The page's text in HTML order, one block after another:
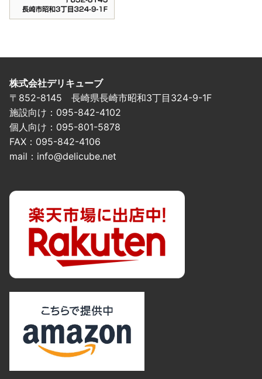
株式会社デリキューブ
〒852-8145 長崎県長崎市昭和3丁目324-9-1F
施設向け：095-842-4102
個人向け：095-801-5878
FAX：095-842-4106
mail：info@delicube.net